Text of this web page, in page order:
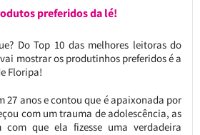
preferidos da lé!
Do Top 10 das melhores leitoras do
mostrar os produtinhos preferidos é a
Floripa!
27 anos e contou que é apaixonada por
com um trauma de adolescência, as
com que ela fizesse uma verdadeira